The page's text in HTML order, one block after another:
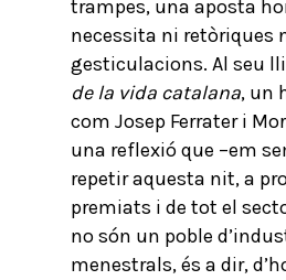
trampes, una aposta
necessita ni retòriques
gesticulacions. Al seu
de la vida catalana, un
com Josep Ferrater i
una reflexió que –em
repetir aquesta nit, a
premiats i de tot el
no són un poble
menestrals, és a dir,